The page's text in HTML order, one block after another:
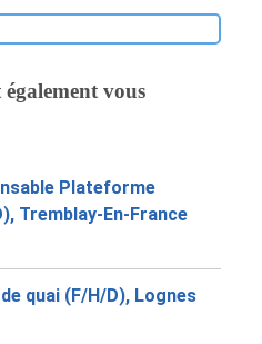
vous
Plateforme
Tremblay-En-France
quai (F/H/D), Lognes